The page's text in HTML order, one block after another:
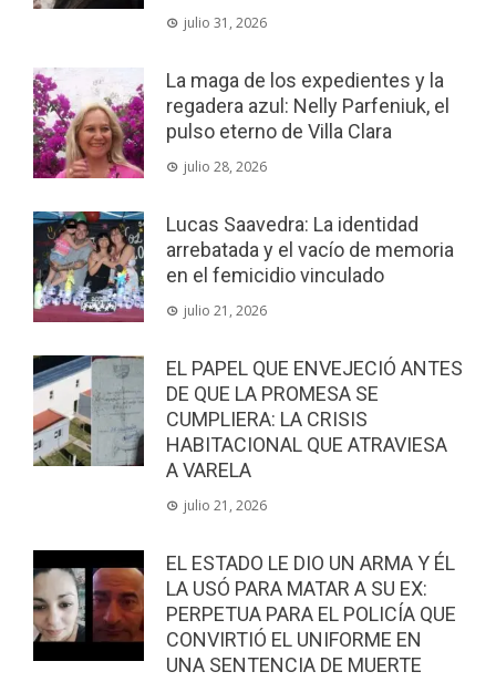
julio 31, 2026
La maga de los expedientes y la
regadera azul: Nelly Parfeniuk, el
pulso eterno de Villa Clara
julio 28, 2026
Lucas Saavedra: La identidad
arrebatada y el vacío de memoria
en el femicidio vinculado
julio 21, 2026
EL PAPEL QUE ENVEJECIÓ ANTES
DE QUE LA PROMESA SE
CUMPLIERA: LA CRISIS
HABITACIONAL QUE ATRAVIESA
A VARELA
julio 21, 2026
EL ESTADO LE DIO UN ARMA Y ÉL
LA USÓ PARA MATAR A SU EX:
PERPETUA PARA EL POLICÍA QUE
CONVIRTIÓ EL UNIFORME EN
UNA SENTENCIA DE MUERTE